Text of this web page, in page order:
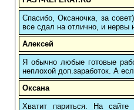
Спасибо, Оксаночка, за
все сдал на отлично, и нервы
Алексей
Я обычно любые готовые
неплохой доп.заработок. А
Оксана
Хватит париться. На